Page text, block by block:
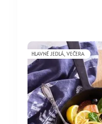
HLAVNÉ JEDLÁ, VEČERA